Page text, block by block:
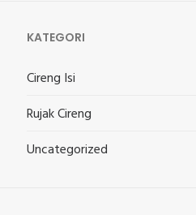
KATEGORI
Cireng Isi
Rujak Cireng
Uncategorized